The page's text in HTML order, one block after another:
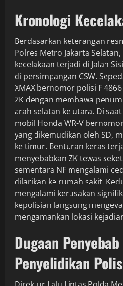
Kronologi
Berdasarkan keterangan
Polres Metro Jakarta
kecelakaan terjadi di Jalan
di persimpangan CSW.
XMAX bernomor polisi F
ZK dengan membawa
arah selatan ke utara. Di
mobil Honda WR-V
yang dikemudikan oleh SD,
ke timur. Benturan keras
menyebabkan ZK tewas
sementara NF mengalami
dilarikan ke rumah sakit.
mengalami kerusakan
kepolisian langsung
mengamankan lokasi
Dugaan
Penyelidikan
Direktur Lalu Lintas Polda